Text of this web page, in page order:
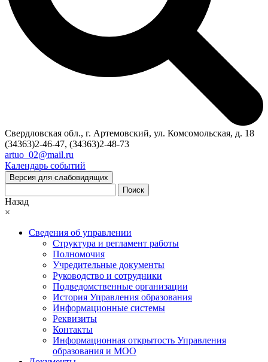
Свердловская обл., г. Артемовский, ул. Комсомольская, д. 18
(34363)2-46-47, (34363)2-48-73
artuo_02@mail.ru
Календарь событий
Версия для слабовидящих
Поиск
Назад
×
Сведения об управлении
Структура и регламент работы
Полномочия
Учредительные документы
Руководство и сотрудники
Подведомственные организации
История Управления образования
Информационные системы
Реквизиты
Контакты
Информационная открытость Управления
образования и МОО